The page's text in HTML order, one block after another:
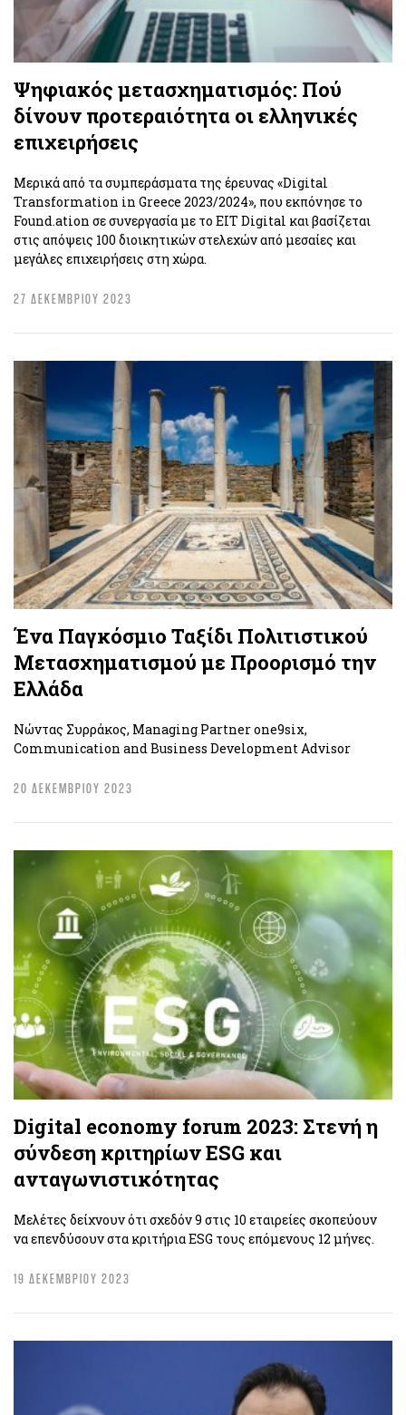
Ψηφιακός μετασχηματισμός: Πού
δίνουν προτεραιότητα οι ελληνικές
επιχειρήσεις
Mερικά από τα συμπεράσματα της έρευνας «Digital
Transformation in Greece 2023/2024», που εκπόνησε το
Found.ation σε συνεργασία με το EIT Digital και βασίζεται
στις απόψεις 100 διοικητικών στελεχών από μεσαίες και
μεγάλες επιχειρήσεις στη χώρα.
27 ΔΕΚΕΜΒΡΙΟΥ 2023
Ένα Παγκόσμιο Ταξίδι Πολιτιστικού
Μετασχηματισμού με Προορισμό την
Ελλάδα
Νώντας Συρράκος, Managing Partner one9six,
Communication and Business Development Advisor
20 ΔΕΚΕΜΒΡΙΟΥ 2023
Digital economy forum 2023: Στενή η
σύνδεση κριτηρίων ESG και
ανταγωνιστικότητας
Μελέτες δείχνουν ότι σχεδόν 9 στις 10 εταιρείες σκοπεύουν
να επενδύσουν στα κριτήρια ESG τους επόμενους 12 μήνες.
19 ΔΕΚΕΜΒΡΙΟΥ 2023